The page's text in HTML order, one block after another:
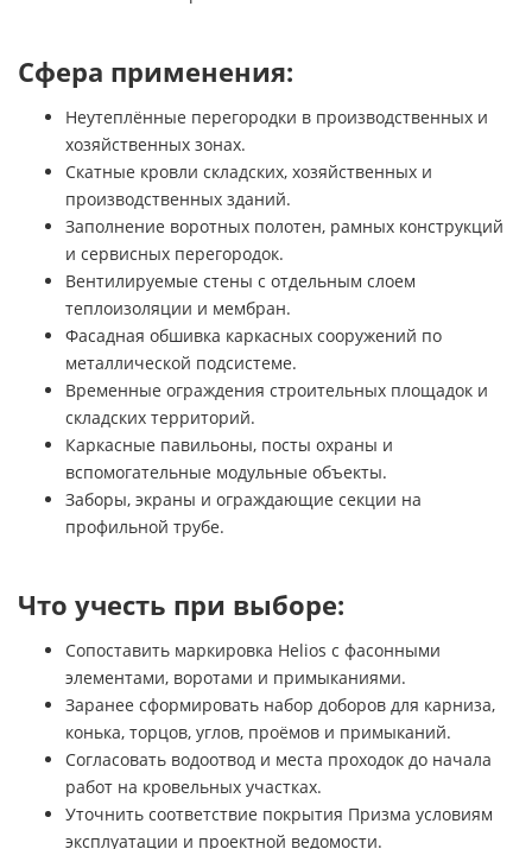
Сфера применения:
Неутеплённые перегородки в производственных и
хозяйственных зонах.
Скатные кровли складских, хозяйственных и
производственных зданий.
Заполнение воротных полотен, рамных конструкций
и сервисных перегородок.
Вентилируемые стены с отдельным слоем
теплоизоляции и мембран.
Фасадная обшивка каркасных сооружений по
металлической подсистеме.
Временные ограждения строительных площадок и
складских территорий.
Каркасные павильоны, посты охраны и
вспомогательные модульные объекты.
Заборы, экраны и ограждающие секции на
профильной трубе.
Что учесть при выборе:
Сопоставить маркировка Helios с фасонными
элементами, воротами и примыканиями.
Заранее сформировать набор доборов для карниза,
конька, торцов, углов, проёмов и примыканий.
Согласовать водоотвод и места проходок до начала
работ на кровельных участках.
Уточнить соответствие покрытия Призма условиям
эксплуатации и проектной ведомости.